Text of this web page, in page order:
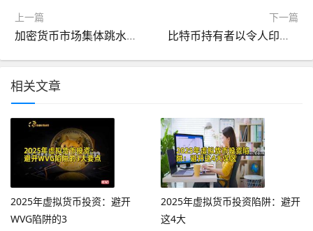
上一篇
加密货币市场集体跳水并爆炸 20 亿美元 比特币 已减半
下一篇
比特币持有者以令人印象深刻的信心投票决定从交易所撤出 7 亿美元
相关文章
2025年虚拟货币投资：避开
WVG陷阱的3
2025年虚拟货币投资陷阱：避开
这4大